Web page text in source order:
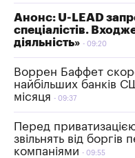
Анонс: U-LEAD
спеціалістів.
діяльність»
09:20
Воррен Баффет
найбільших банків
місяця
09:37
Перед
звільнять від
компаніями
09:55